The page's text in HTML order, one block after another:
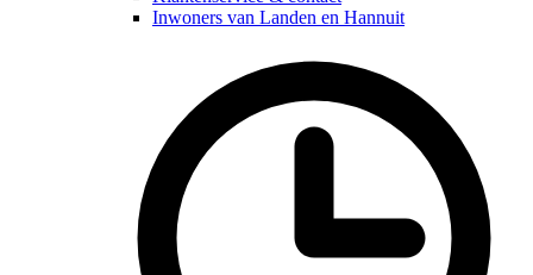
Inwoners van Landen en Hannuit